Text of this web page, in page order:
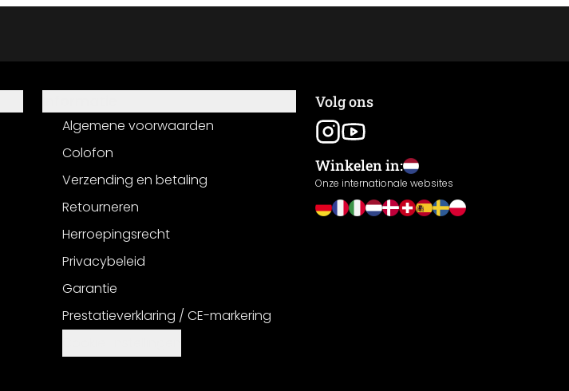
Algemene voorwaarden
Colofon
Verzending en betaling
Retourneren
Herroepingsrecht
Privacybeleid
Garantie
Prestatieverklaring / CE-markering
Volg ons
Winkelen in:
Onze internationale websites